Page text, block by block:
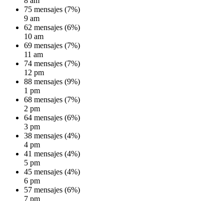
75 mensajes (7%)
9 am
62 mensajes (6%)
10 am
69 mensajes (7%)
11 am
74 mensajes (7%)
12 pm
88 mensajes (9%)
1 pm
68 mensajes (7%)
2 pm
64 mensajes (6%)
3 pm
38 mensajes (4%)
4 pm
41 mensajes (4%)
5 pm
45 mensajes (4%)
6 pm
57 mensajes (6%)
7 pm